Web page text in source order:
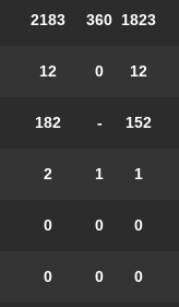
1823
360
2183
12
0
12
152
-
182
1
1
2
0
0
0
0
0
0